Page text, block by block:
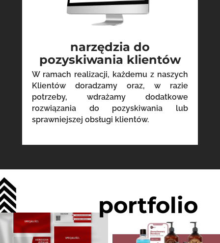
narzędzia do
pozyskiwania klientów
W ramach realizacji, każdemu z naszych
Klientów doradzamy oraz, w razie
potrzeby, wdrażamy dodatkowe
rozwiązania do pozyskiwania lub
sprawniejszej obsługi klientów.
portfolio